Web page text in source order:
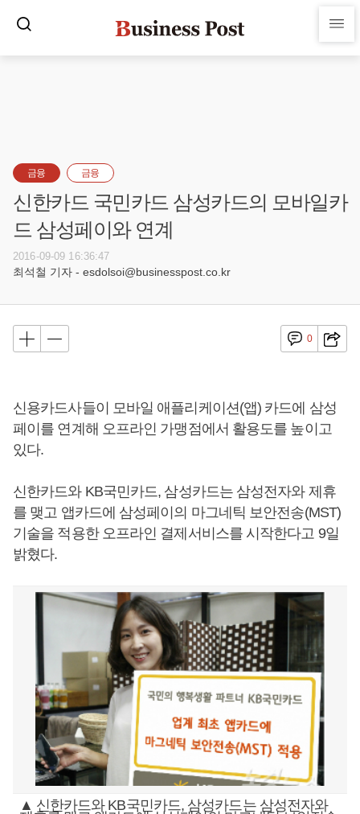
금융 금융
신한카드 국민카드 삼성카드의 모바일카
드 삼성페이와 연계
2016-09-09 16:36:47
최석철 기자 - esdolsoi@businesspost.co.kr
0
신용카드사들이 모바일 애플리케이션(앱) 카드에 삼성
페이를 연계해 오프라인 가맹점에서 활용도를 높이고
있다.
신한카드와 KB국민카드, 삼성카드는 삼성전자와 제휴
를 맺고 앱카드에 삼성페이의 마그네틱 보안전송(MST)
기술을 적용한 오프라인 결제서비스를 시작한다고 9일
밝혔다.
▲ 신한카드와 KB국민카드, 삼성카드는 삼성전자와